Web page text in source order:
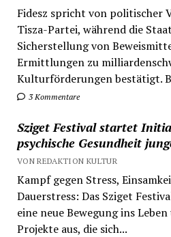
Fidesz spricht von politischer
Tisza-Partei, während die
Sicherstellung von
Ermittlungen zu
Kulturförderungen bestätigt.
3 Kommentare
Sziget Festival startet
psychische Gesundheit
VON REDAKTION KULTUR
Kampf gegen Stress,
Dauerstress: Das Sziget
eine neue Bewegung ins
Projekte aus, die sich...